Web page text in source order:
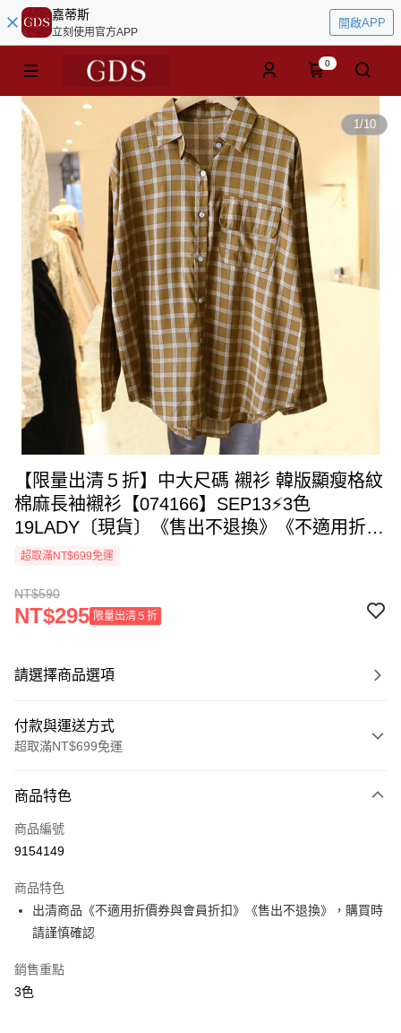
嘉蒂斯
立刻使用官方APP
開啟APP
0
1/10
【限量出清５折】中大尺碼 襯衫 韓版顯瘦格紋
棉麻長袖襯衫【074166】SEP13⚡3色
19LADY〔現貨〕《售出不退換》《不適用折價
券與會員折扣》
超取滿NT$699免運
NT$590
NT$295 限量出清５折
請選擇商品選項
付款與運送方式
超取滿NT$699免運
信用卡一次付款
超商取貨付款
街口支付
AFTEE先享後付
相關說明
AFTEE先享後付是「在收到商品之後才付款」的支付方式。 讓您購物簡單
ATM付款
商品特色
商品編號
9154149
商品特色
出清商品《不適用折價券與會員折扣》《售出不退換》，購買時
請謹慎確認
銷售重點
3色